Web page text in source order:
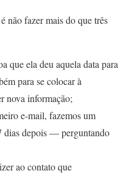
não fazer mais do que três
que ela deu aquela data para
para se colocar à
nova informação;
e-mail, fazemos um
depois — perguntando
ao contato que